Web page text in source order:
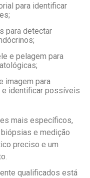
identificar possíveis
mais específicos,
e medição
preciso e um
qualificados está